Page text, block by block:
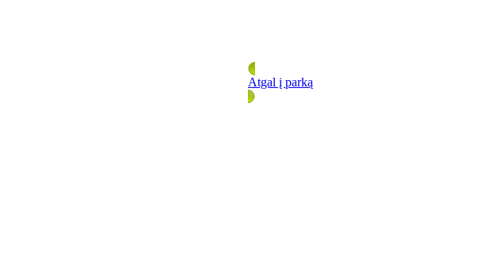
Atgal į parką